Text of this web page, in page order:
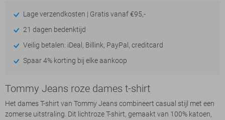
Lage verzendkosten | Gratis vanaf €95,-
21 dagen bedenktijd
Veilig betalen: iDeal, Billink, PayPal, creditcard
Spaar 4% korting bij elke aankoop
Tommy Jeans roze dames t-shirt
Het dames T-shirt van Tommy Jeans combineert casual stijl met een
zomerse uitstraling. Dit lichtroze T-shirt, gemaakt van 100% katoen,